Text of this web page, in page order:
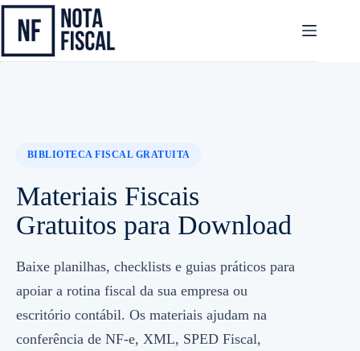
Pular
para
BIBLIOTECA FISCAL GRATUITA
Materiais Fiscais
Gratuitos para Download
Baixe planilhas, checklists e guias práticos para
apoiar a rotina fiscal da sua empresa ou
escritório contábil. Os materiais ajudam na
conferência de NF-e, XML, SPED Fiscal,